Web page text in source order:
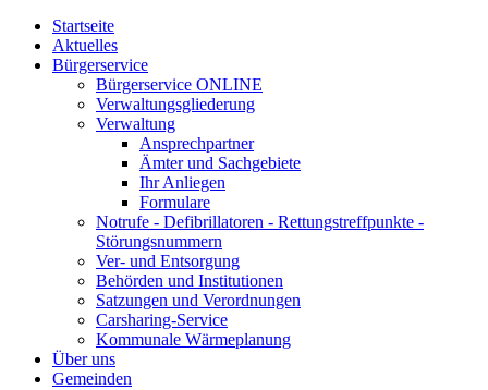
Startseite
Aktuelles
Bürgerservice
Bürgerservice ONLINE
Verwaltungsgliederung
Verwaltung
Ansprechpartner
Ämter und Sachgebiete
Ihr Anliegen
Formulare
Notrufe - Defibrillatoren - Rettungstreffpunkte -
Störungsnummern
Ver- und Entsorgung
Behörden und Institutionen
Satzungen und Verordnungen
Carsharing-Service
Kommunale Wärmeplanung
Über uns
Gemeinden